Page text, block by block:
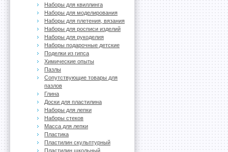
Наборы для квиллинга
Наборы для моделирования
Наборы для плетения, вязания
Наборы для росписи изделий
Наборы для рукоделия
Наборы подарочные детские
Поделки из гипса
Химические опыты
Пазлы
Сопутствующие товары для
пазлов
Глина
Доски для пластилина
Наборы для лепки
Наборы стеков
Масса для лепки
Пластика
Пластилин скульптурный
Пластилин школьный